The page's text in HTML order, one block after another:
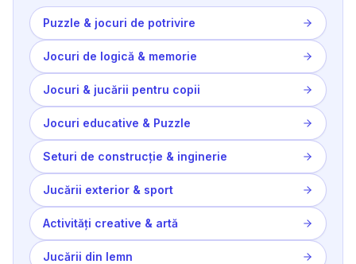
Puzzle & jocuri de potrivire
Jocuri de logică & memorie
Jocuri & jucării pentru copii
Jocuri educative & Puzzle
Seturi de construcție & inginerie
Jucării exterior & sport
Activități creative & artă
Jucării din lemn